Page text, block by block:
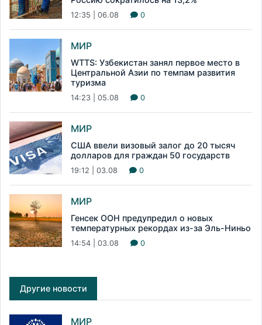
12:35 | 06.08 0
МИР
WTTS: Узбекистан занял первое место в
Центральной Азии по темпам развития
туризма
14:23 | 05.08 0
МИР
США ввели визовый залог до 20 тысяч
долларов для граждан 50 государств
19:12 | 03.08 0
МИР
Генсек ООН предупредил о новых
температурных рекордах из-за Эль-Ниньо
14:54 | 03.08 0
Другие новости
МИР